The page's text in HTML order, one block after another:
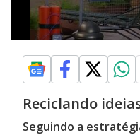
Reciclando
Seguindo a